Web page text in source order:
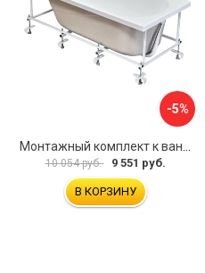
-5%
10 054 руб. 9 551 руб.
В КОРЗИНУ